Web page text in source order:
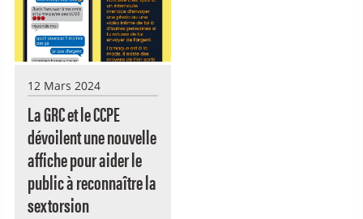
12 Mars 2024
La GRC et le CCPE
dévoilent une nouvelle
affiche pour aider le
public à reconnaître la
sextorsion